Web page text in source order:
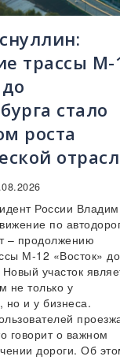
трассы М-
стало
роста
России
по
– продолжению
М-12 «Восток» до
участок
не только у
но и у бизнеса.
говорит о важном
дороги. Об